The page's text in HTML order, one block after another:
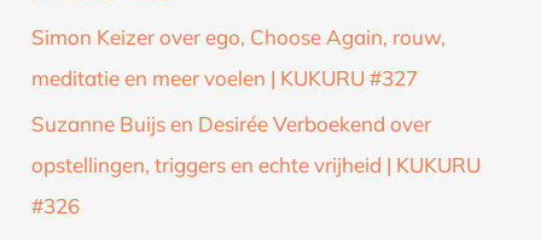
Simon Keizer over ego, Choose Again, rouw,
meditatie en meer voelen | KUKURU #327
Suzanne Buijs en Desirée Verboekend over
opstellingen, triggers en echte vrijheid | KUKURU
#326